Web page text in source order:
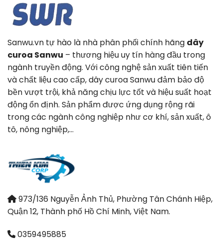
Sanwu.vn tự hào là nhà phân phối chính hãng dây
curoa Sanwu – thương hiệu uy tín hàng đầu trong
ngành truyền động. Với công nghệ sản xuất tiên tiến
và chất liệu cao cấp, dây curoa Sanwu đảm bảo độ
bền vượt trội, khả năng chịu lực tốt và hiệu suất hoạt
động ổn định. Sản phẩm được ứng dụng rộng rãi
trong các ngành công nghiệp như cơ khí, sản xuất, ô
tô, nông nghiệp,…
973/136 Nguyễn Ảnh Thủ, Phường Tân Chánh Hiệp,
Quận 12, Thành phố Hồ Chí Minh, Việt Nam.
0359495885